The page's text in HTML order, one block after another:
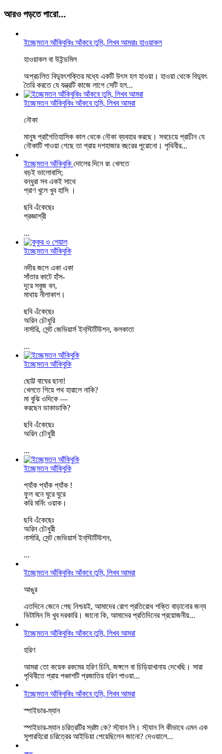
আরও পড়তে পারো...
ইচ্ছেমতন আঁকিবুকিঃ আঁকবে তুমি, লিখব আমরাঃ হাওয়াকল
হাওয়াকল বা উইন্ডমিল
অপ্রচলিত বিদ্যুৎশক্তির মধ্যে একটি উৎস হল হাওয়া। হাওয়া থেকে বিদ্যুৎ
তৈরি করতে যে যন্ত্রটি কাজে লাগে সেটি হল...
ইচ্ছেমতন আঁকিবুকিঃ আঁকবে তুমি, লিখব আমরা
নৌকা
মানুষ প্রাগৈতিহাসিক কাল থেকে নৌকা ব্যবহার করছে। সবচেয়ে প্রাচীন যে
নৌকাটি পাওয়া গেছে তা প্রায় দশহাজার বছরের পুরোনো। পৃথিবীর...
ইচ্ছেমতন আঁকিবুকি দোলের দিনে রং খেলতে
বড়ই ভালোবাসি;
বন্ধুরা সব একই সাথে
প্রাণ খুলে খুব হাসি ।
ছবি এঁকেছেঃ
প্রজ্ঞাশ্রী
...
ইচ্ছেমতন আঁকিবুকি
নদীর জলে একা একা
সাঁতার কাটে হাঁস-
দূরে সবুজ বন,
মাথায় নীলাকাশ।
ছবি এঁকেছেঃ
অরিন চৌধুরি
নার্সারি, সেন্ট জেভিয়ার্স ইন্‌স্টিটিউশন, কলকাতা
...
ইচ্ছেমতন আঁকিবুকি
ছোট্ট বাঘের ছানা!
খেলতে গিয়ে পথ হারালে নাকি?
মা বুঝি ওদিকে —
করছেন ডাকাডাকি?
ছবি এঁকেছেঃ
অরিন চৌধুরী
...
ইচ্ছেমতন আঁকিবুকি
প্যাঁক প্যাঁক প্যাঁক !
ফুল বনে ঘুরে ঘুরে
করি মর্নিং ওয়াক।
ছবি এঁকেছেঃ
অরিন চৌধুরী
নার্সারি, সেন্ট জেভিয়ার্স ইন্‌স্টিটিউশন,
...
ইচ্ছেমতন আঁকিবুকিঃ আঁকবে তুমি, লিখব আমরা
আঙুর
এতদিনে জেনে গেছ নিশ্চয়ই, আমাদের রোগ প্রতিরোধ শক্তি বাড়ানোর জন্য
ভিটামিন সি খুব দরকারি। জানো কি, আমাদের প্রতিদিনের প্রয়োজনীয়...
ইচ্ছেমতন আঁকিবুকিঃ আঁকবে তুমি, লিখব আমরা
হরিণ
আমরা তো কয়েক রকমের হরিণ চিনি, জঙ্গলে বা চিড়িয়াখানায় দেখেছি। সারা
পৃথিবীতে প্রায় পঞ্চাশটি প্রজাতির হরিণ পাওয়া...
ইচ্ছেমতন আঁকিবুকিঃ আঁকবে তুমি, লিখব আমরা
স্পাইডার-ম্যান
স্পাইডার-ম্যান চরিত্রটির স্রষ্টা কে? স্ট্যান লি। স্ট্যান লি কীভাবে এমন এক
সুপারহিরো চরিত্রের আইডিয়া পেয়েছিলেন জানো? দেওয়ালে...